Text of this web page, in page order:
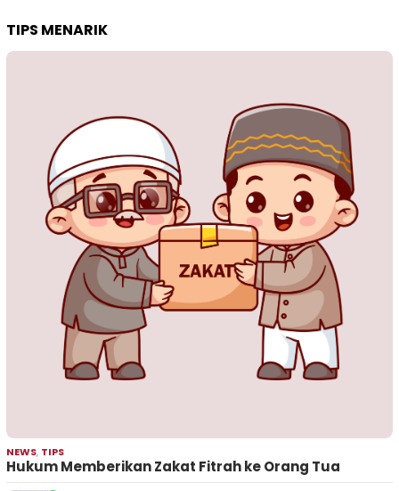
TIPS MENARIK
NEWS, TIPS
Hukum Memberikan Zakat Fitrah ke Orang Tua